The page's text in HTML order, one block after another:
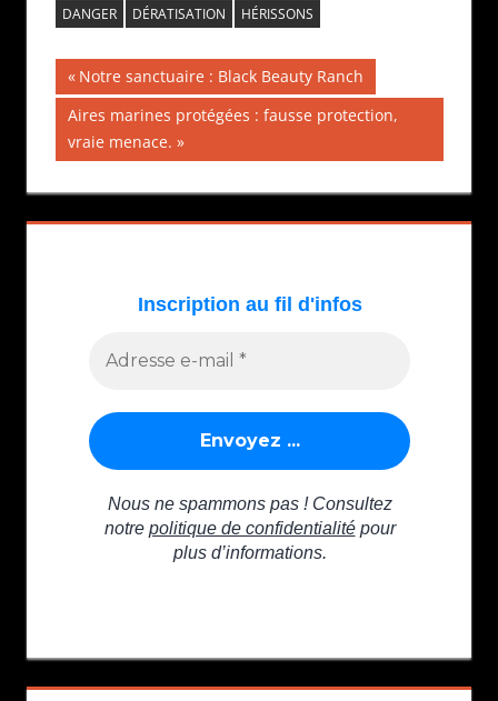
DANGER DÉRATISATION HÉRISSONS
Navigation
de
l’article
Publication
précédente :
Notre sanctuaire : Black Beauty Ranch
Publication
suivante :
Aires marines protégées : fausse protection,
vraie menace.